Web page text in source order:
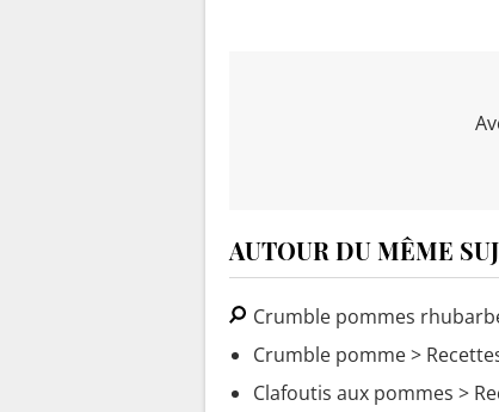
AUTOUR DU MÊME
Crumble pommes
Crumble pomme>
Clafoutis aux pommes >